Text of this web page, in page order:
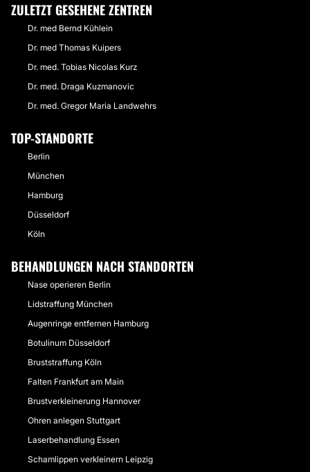
ZULETZT GESEHENE ZENTREN
Dr. med Bernd Kühlein
Dr. med Thomas Kuipers
Dr. med. Tobias Nicolas Kurz
Dr. med. Draga Kuzmanovic
Dr. med. Gregor Maria Landwehrs
TOP-STANDORTE
Berlin
München
Hamburg
Düsseldorf
Köln
BEHANDLUNGEN NACH STANDORTEN
Nase operieren Berlin
Lidstraffung München
Augenringe entfernen Hamburg
Botulinum Düsseldorf
Bruststraffung Köln
Falten Frankfurt am Main
Brustverkleinerung Hannover
Ohren anlegen Stuttgart
Laserbehandlung Essen
Schamlippen verkleinern Leipzig